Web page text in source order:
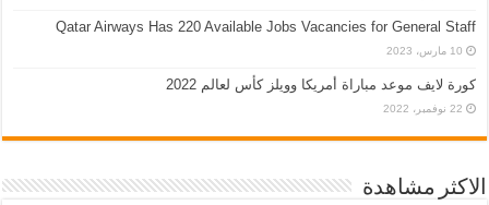
Qatar Airways Has 220 Available Jobs Vacancies for General Staff
10 مارس، 2023
كورة لايف موعد مباراة أمريكا وويلز كأس لعالم 2022
22 نوفمبر، 2022
الاكثر مشاهدة